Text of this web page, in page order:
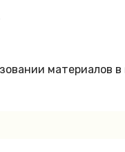
материалов